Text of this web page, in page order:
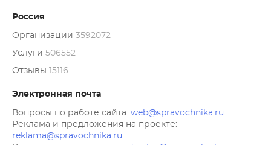
Россия
Организации 3592072
Услуги 506552
Отзывы 15116
Электронная почта
Вопросы по работе сайта: web@spravochnika.ru
Реклама и предложения на проекте:
reklama@spravochnika.ru